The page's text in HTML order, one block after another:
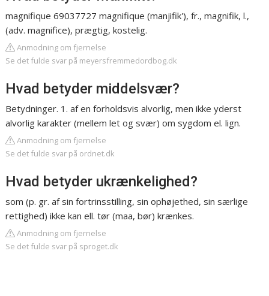
magnifique 69037727 magnifique (manjifik'), fr., magnifik, l.,
(adv. magnifice), prægtig, kostelig.
Anmodning om fjernelse
Se det fulde svar på meyersfremmedordbog.dk
Hvad betyder middelsvær?
Betydninger. 1. af en forholdsvis alvorlig, men ikke yderst
alvorlig karakter (mellem let og svær) om sygdom el. lign.
Anmodning om fjernelse
Se det fulde svar på ordnet.dk
Hvad betyder ukrænkelighed?
som (p. gr. af sin fortrinsstilling, sin ophøjethed, sin særlige
rettighed) ikke kan ell. tør (maa, bør) krænkes.
Anmodning om fjernelse
Se det fulde svar på sproget.dk